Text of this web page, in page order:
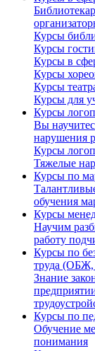
Курсы
Курсы
Курсы в
Курсы
Курсы
Курсы для
Курсы
Вы
нарушения
Курсы
Тяжелые
Курсы по
обучения
Курсы
Научим
работу
Курсы по
труда
Знание
Курсы по
Обучение
понимания